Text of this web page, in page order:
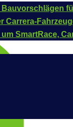
Carrera-
SmartRace,